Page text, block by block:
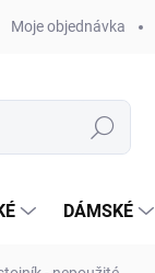
Moje objednávka
Hledat
DÁMSKÉ